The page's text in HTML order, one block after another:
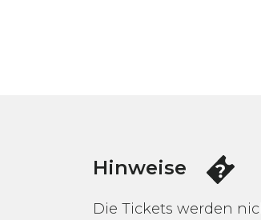
Hinweise
Die Tickets werden